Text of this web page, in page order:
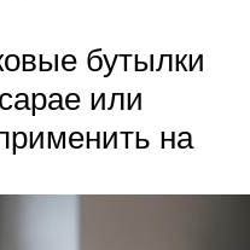
бутылки
или
на